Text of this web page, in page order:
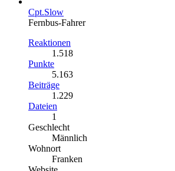
Cpt.Slow
Fernbus-Fahrer
Reaktionen
1.518
Punkte
5.163
Beiträge
1.229
Dateien
1
Geschlecht
Männlich
Wohnort
Franken